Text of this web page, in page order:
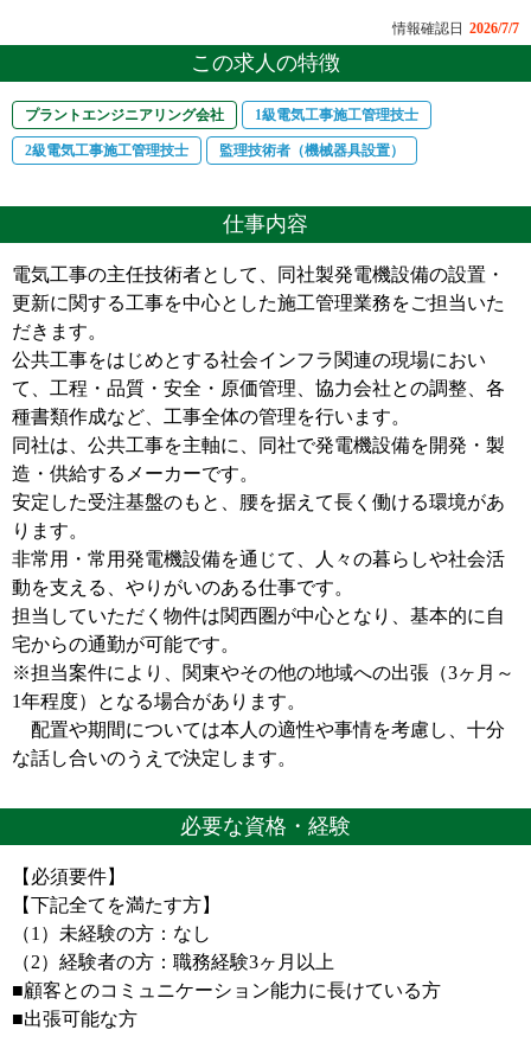
情報確認日 2026/7/7
この求人の特徴
プラントエンジニアリング会社 1級電気工事施工管理技士
2級電気工事施工管理技士 監理技術者（機械器具設置）
仕事内容
電気工事の主任技術者として、同社製発電機設備の設置・
更新に関する工事を中心とした施工管理業務をご担当いた
だきます。
公共工事をはじめとする社会インフラ関連の現場におい
て、工程・品質・安全・原価管理、協力会社との調整、各
種書類作成など、工事全体の管理を行います。
同社は、公共工事を主軸に、同社で発電機設備を開発・製
造・供給するメーカーです。
安定した受注基盤のもと、腰を据えて長く働ける環境があ
ります。
非常用・常用発電機設備を通じて、人々の暮らしや社会活
動を支える、やりがいのある仕事です。
担当していただく物件は関西圏が中心となり、基本的に自
宅からの通勤が可能です。
※担当案件により、関東やその他の地域への出張（3ヶ月～
1年程度）となる場合があります。
配置や期間については本人の適性や事情を考慮し、十分
な話し合いのうえで決定します。
必要な資格・経験
【必須要件】
【下記全てを満たす方】
（1）未経験の方：なし
（2）経験者の方：職務経験3ヶ月以上
■顧客とのコミュニケーション能力に長けている方
■出張可能な方